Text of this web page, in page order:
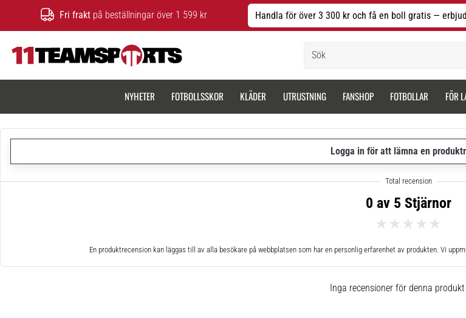
Fri frakt på beställningar över 1 599 kr Handla för över 3 300 kr och få en boll gratis —
NYHETER FOTBOLLSSKOR KLÄDER UTRUSTNING FANSHOP FOTBOLLAR FÖR
Logga in för att lämna en
0 av 5 Stjärnor
En produktrecension kan läggas till av alla besökare på webbplatsen som har en personlig erfarenhet av produkten. Vi
Inga recensioner för denna